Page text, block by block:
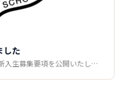
した
入生募集要項を公開いたし…